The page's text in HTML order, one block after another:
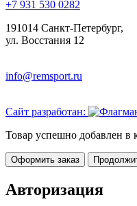
+7 931 530 0282
191014 Санкт-Петербург,
ул. Восстания 12
info@remsport.ru
Сайт разработан:
Товар успешно добавлен в
Оформить заказ
Авторизация